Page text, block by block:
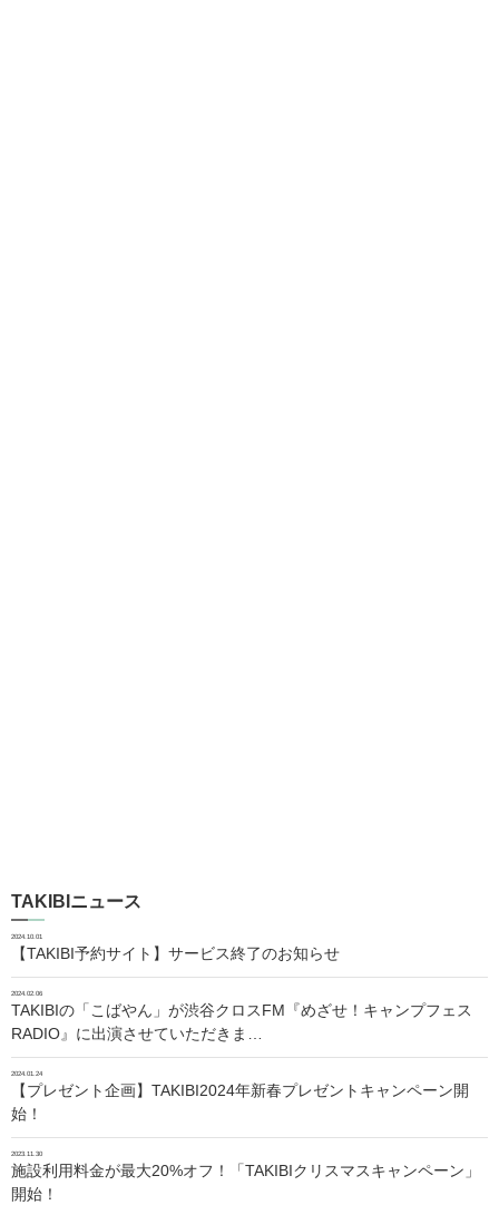
TAKIBIニュース
2024.10.01
【TAKIBI予約サイト】サービス終了のお知らせ
2024.02.06
TAKIBIの「こばやん」が渋谷クロスFM『めざせ！キャンプフェス
RADIO』に出演させていただきま…
2024.01.24
【プレゼント企画】TAKIBI2024年新春プレゼントキャンペーン開
始！
2023.11.30
施設利用料金が最大20%オフ！「TAKIBIクリスマスキャンペーン」
開始！